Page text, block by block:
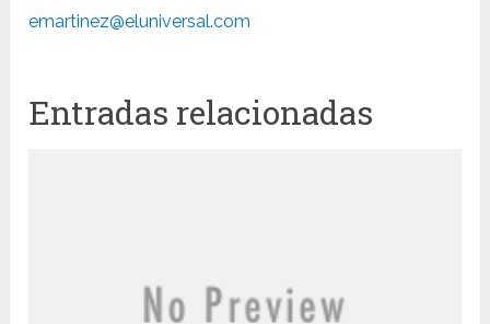
emartinez@eluniversal.com
Entradas relacionadas